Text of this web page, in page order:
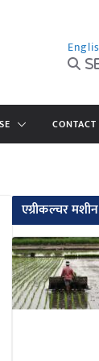
एग्रीकल्चर मशीन